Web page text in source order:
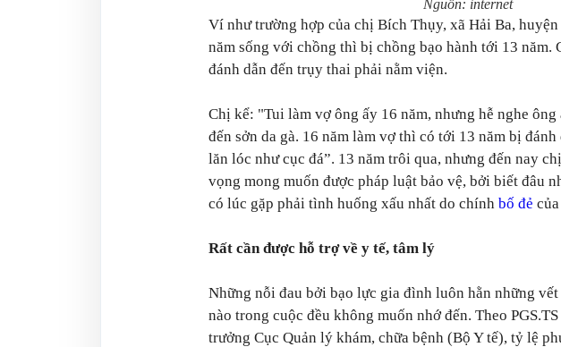
Nguồn: internet
Ví như trường hợp của chị Bích Thụy, xã Hải Ba,
năm sống với chồng thì bị chồng bạo hành tới 13 năm.
đánh dẫn đến trụy thai phải nằm viện.
Chị kể: "Tui làm vợ ông ấy 16 năm, nhưng hễ nghe
đến sởn da gà. 16 năm làm vợ thì có tới 13 năm bị
lăn lóc như cục đá”. 13 năm trôi qua, nhưng đến nay
vọng mong muốn được pháp luật bảo vệ, bởi biết đâu
có lúc gặp phải tình huống xấu nhất do chính bố đẻ
Rất cần được hỗ trợ về y tế, tâm lý
Những nỗi đau bởi bạo lực gia đình luôn hằn những
nào trong cuộc đều không muốn nhớ đến. Theo
trưởng Cục Quản lý khám, chữa bệnh (Bộ Y tế), tỷ lệ